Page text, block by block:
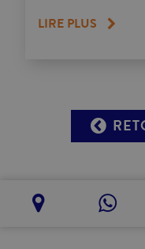
LIRE PLUS